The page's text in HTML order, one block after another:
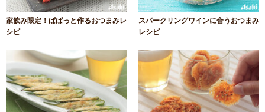
家飲み限定！ぱぱっと作るおつまみレ
シピ
スパークリングワインに合うおつまみ
レシピ